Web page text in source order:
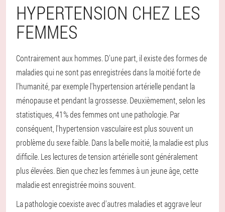
HYPERTENSION CHEZ LES
FEMMES
Contrairement aux hommes. D'une part, il existe des formes de
maladies qui ne sont pas enregistrées dans la moitié forte de
l'humanité, par exemple l'hypertension artérielle pendant la
ménopause et pendant la grossesse. Deuxièmement, selon les
statistiques, 41% des femmes ont une pathologie. Par
conséquent, l'hypertension vasculaire est plus souvent un
problème du sexe faible. Dans la belle moitié, la maladie est plus
difficile. Les lectures de tension artérielle sont généralement
plus élevées. Bien que chez les femmes à un jeune âge, cette
maladie est enregistrée moins souvent.
La pathologie coexiste avec d'autres maladies et aggrave leur